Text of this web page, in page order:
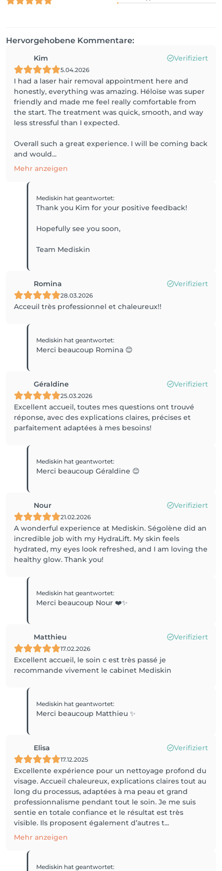
Hervorgehobene Kommentare:
Kim Verifiziert
5.04.2026
I had a laser hair removal appointment here and
honestly, everything was amazing. Héloïse was super
friendly and made me feel really comfortable from
the start. The treatment was quick, smooth, and way
less stressful than I expected.
Overall such a great experience. I will be coming back
and would...
Mehr anzeigen
Mediskin hat geantwortet:
Thank you Kim for your positive feedback!
Hopefully see you soon,
Team Mediskin
Romina Verifiziert
28.03.2026
Acceuil très professionnel et chaleureux!!
Mediskin hat geantwortet:
Merci beaucoup Romina 😊
Géraldine Verifiziert
25.03.2026
Excellent accueil, toutes mes questions ont trouvé
réponse, avec des explications claires, précises et
parfaitement adaptées à mes besoins!
Mediskin hat geantwortet:
Merci beaucoup Géraldine 😊
Nour Verifiziert
21.02.2026
A wonderful experience at Mediskin. Ségolène did an
incredible job with my HydraLift. My skin feels
hydrated, my eyes look refreshed, and I am loving the
healthy glow. Thank you!
Mediskin hat geantwortet:
Merci beaucoup Nour ❤️✨
Matthieu Verifiziert
17.02.2026
Excellent accueil, le soin c est très passé je
recommande vivement le cabinet Mediskin
Mediskin hat geantwortet:
Merci beaucoup Matthieu ✨
Elisa Verifiziert
17.12.2025
Excellente expérience pour un nettoyage profond du
visage. Accueil chaleureux, explications claires tout au
long du processus, adaptées à ma peau et grand
professionnalisme pendant tout le soin. Je me suis
sentie en totale confiance et le résultat est très
visible. Ils proposent également d’autres t...
Mehr anzeigen
Mediskin hat geantwortet: